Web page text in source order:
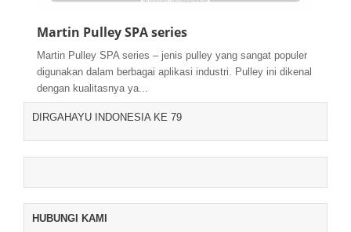
Martin Pulley SPA series
Martin Pulley SPA series – jenis pulley yang sangat populer
digunakan dalam berbagai aplikasi industri. Pulley ini dikenal
dengan kualitasnya ya...
DIRGAHAYU INDONESIA KE 79
HUBUNGI KAMI